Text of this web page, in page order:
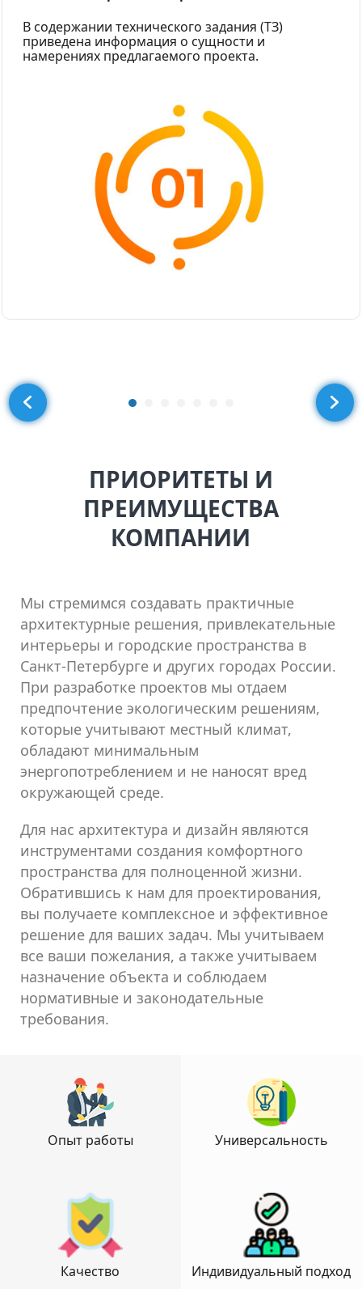
В содержании технического задания (ТЗ)
приведена информация о сущности и
намерениях предлагаемого проекта.
ПРИОРИТЕТЫ И
ПРЕИМУЩЕСТВА
КОМПАНИИ
Мы стремимся создавать практичные
архитектурные решения, привлекательные
интерьеры и городские пространства в
Санкт-Петербурге и других городах России.
При разработке проектов мы отдаем
предпочтение экологическим решениям,
которые учитывают местный климат,
обладают минимальным
энергопотреблением и не наносят вред
окружающей среде.
Для нас архитектура и дизайн являются
инструментами создания комфортного
пространства для полноценной жизни.
Обратившись к нам для проектирования,
вы получаете комплексное и эффективное
решение для ваших задач. Мы учитываем
все ваши пожелания, а также учитываем
назначение объекта и соблюдаем
нормативные и законодательные
требования.
Опыт работы Универсальность
Качество Индивидуальный подход